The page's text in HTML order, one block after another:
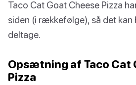
Taco Cat Goat Cheese Pizza
siden (i rækkefølge), så det
deltage.
Opsætning af Taco Cat
Pizza